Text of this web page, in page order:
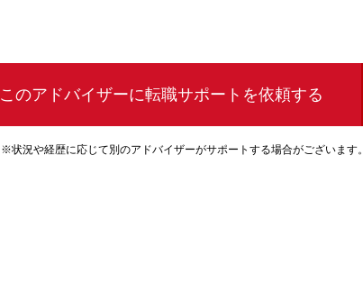
このアドバイザーに転職サポートを依頼する
※状況や経歴に応じて別のアドバイザーがサポートする場合がございます。